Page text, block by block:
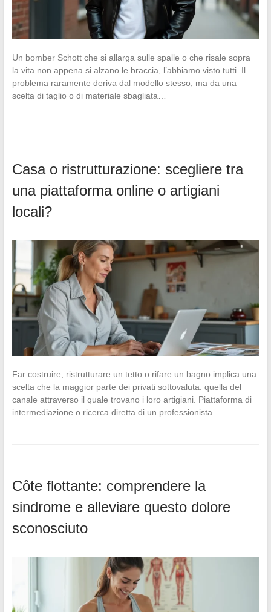
Un bomber Schott che si allarga sulle spalle o che risale sopra
la vita non appena si alzano le braccia, l’abbiamo visto tutti. Il
problema raramente deriva dal modello stesso, ma da una
scelta di taglio o di materiale sbagliata…
Casa o ristrutturazione: scegliere tra
una piattaforma online o artigiani
locali?
Far costruire, ristrutturare un tetto o rifare un bagno implica una
scelta che la maggior parte dei privati sottovaluta: quella del
canale attraverso il quale trovano i loro artigiani. Piattaforma di
intermediazione o ricerca diretta di un professionista…
Côte flottante: comprendere la
sindrome e alleviare questo dolore
sconosciuto